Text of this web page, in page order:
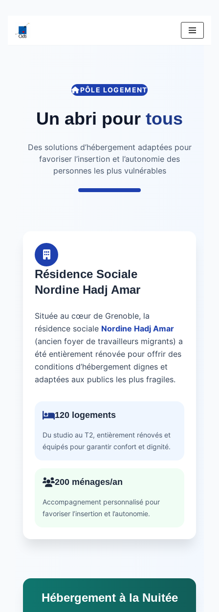
PÔLE LOGEMENT
Un abri pour tous
Des solutions d’hébergement adaptées pour
favoriser l’insertion et l’autonomie des
personnes les plus vulnérables
Résidence Sociale
Nordine Hadj Amar
Située au cœur de Grenoble, la
résidence sociale Nordine Hadj Amar
(ancien foyer de travailleurs migrants) a
été entièrement rénovée pour offrir des
conditions d’hébergement dignes et
adaptées aux publics les plus fragiles.
120 logements
Du studio au T2, entièrement rénovés et
équipés pour garantir confort et dignité.
200 ménages/an
Accompagnement personnalisé pour
favoriser l’insertion et l’autonomie.
Hébergement à la Nuitée